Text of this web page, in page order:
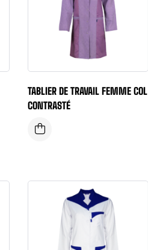
TABLIER DE TRAVAIL FEMME COL
CONTRASTÉ